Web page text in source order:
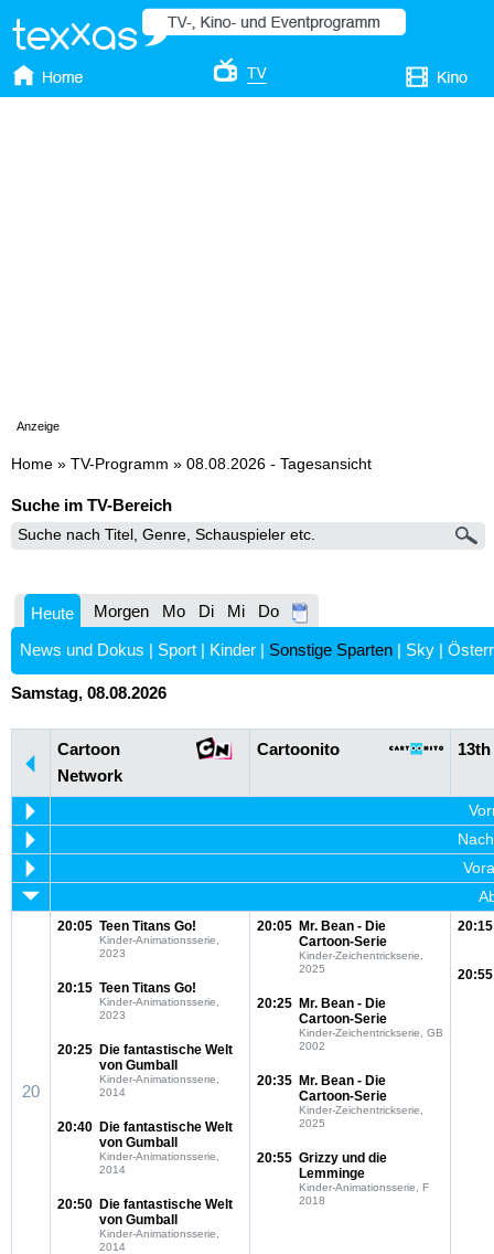
Anzeige
Home » TV-Programm » 08.08.2026 - Tagesansicht
Suche im TV-Bereich
Heute Morgen Mo Di Mi Do
News und Dokus | Sport | Kinder | Sonstige Sparten | Sky |
Samstag, 08.08.2026
Cartoon
Network
Cartoonito
20
20:05 Teen Titans Go!
Kinder-Animationsserie,
2023
20:15 Teen Titans Go!
Kinder-Animationsserie,
2023
20:25 Die fantastische Welt
von Gumball
Kinder-Animationsserie,
2014
20:40 Die fantastische Welt
von Gumball
Kinder-Animationsserie,
2014
20:50 Die fantastische Welt
von Gumball
Kinder-Animationsserie,
2014
20:05 Mr. Bean - Die
Cartoon-Serie
Kinder-Zeichentrickserie,
2025
20:25 Mr. Bean - Die
Cartoon-Serie
Kinder-Zeichentrickserie, GB
2002
20:35 Mr. Bean - Die
Cartoon-Serie
Kinder-Zeichentrickserie,
2025
20:55 Grizzy und die
Lemminge
Kinder-Animationsserie, F
2018
20:15
20:55